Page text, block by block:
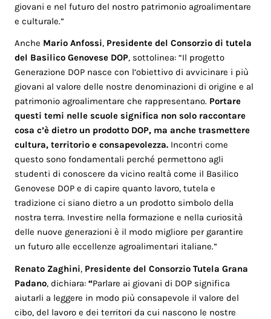
giovani e nel futuro del nostro patrimonio agroalimentare
e culturale.”
Anche Mario Anfossi, Presidente del Consorzio di tutela
del Basilico Genovese DOP, sottolinea: “Il progetto
Generazione DOP nasce con l’obiettivo di avvicinare i più
giovani al valore delle nostre denominazioni di origine e al
patrimonio agroalimentare che rappresentano. Portare
questi temi nelle scuole significa non solo raccontare
cosa c’è dietro un prodotto DOP, ma anche trasmettere
cultura, territorio e consapevolezza. Incontri come
questo sono fondamentali perché permettono agli
studenti di conoscere da vicino realtà come il Basilico
Genovese DOP e di capire quanto lavoro, tutela e
tradizione ci siano dietro a un prodotto simbolo della
nostra terra. Investire nella formazione e nella curiosità
delle nuove generazioni è il modo migliore per garantire
un futuro alle eccellenze agroalimentari italiane.”
Renato Zaghini, Presidente del Consorzio Tutela Grana
Padano, dichiara:“Parlare ai giovani di DOP significa
aiutarli a leggere in modo più consapevole il valore del
cibo, del lavoro e dei territori da cui nascono le nostre